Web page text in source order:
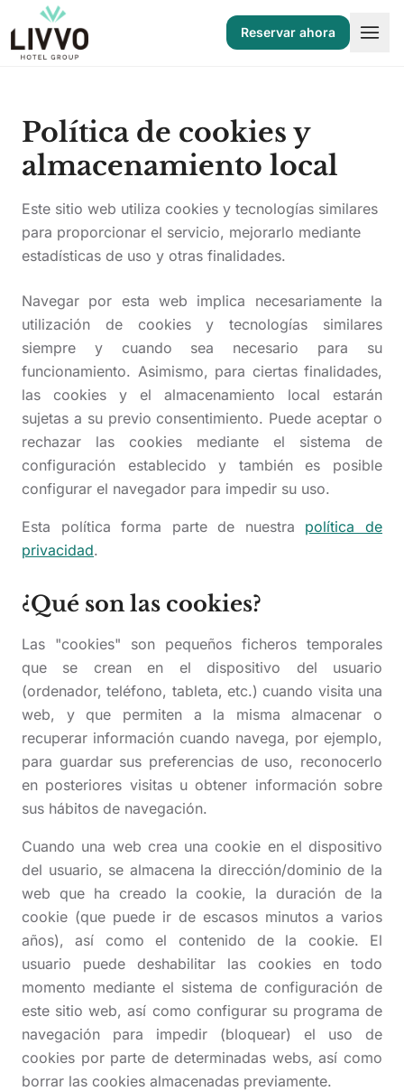
Saltar al contenido
Reservar ahora
ES EN DE FR IT NL
Política de cookies y
almacenamiento local
Este sitio web utiliza cookies y tecnologías similares
para proporcionar el servicio, mejorarlo mediante
estadísticas de uso y otras finalidades.
Navegar por esta web implica necesariamente la
utilización de cookies y tecnologías similares
siempre y cuando sea necesario para su
funcionamiento. Asimismo, para ciertas finalidades,
las cookies y el almacenamiento local estarán
sujetas a su previo consentimiento. Puede aceptar o
rechazar las cookies mediante el sistema de
configuración establecido y también es posible
configurar el navegador para impedir su uso.
Esta política forma parte de nuestra política de
privacidad.
¿Qué son las cookies?
Las "cookies" son pequeños ficheros temporales
que se crean en el dispositivo del usuario
(ordenador, teléfono, tableta, etc.) cuando visita una
web, y que permiten a la misma almacenar o
recuperar información cuando navega, por ejemplo,
para guardar sus preferencias de uso, reconocerlo
en posteriores visitas u obtener información sobre
sus hábitos de navegación.
Cuando una web crea una cookie en el dispositivo
del usuario, se almacena la dirección/dominio de la
web que ha creado la cookie, la duración de la
cookie (que puede ir de escasos minutos a varios
años), así como el contenido de la cookie. El
usuario puede deshabilitar las cookies en todo
momento mediante el sistema de configuración de
este sitio web, así como configurar su programa de
navegación para impedir (bloquear) el uso de
cookies por parte de determinadas webs, así como
borrar las cookies almacenadas previamente.